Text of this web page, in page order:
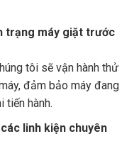
trạng máy giặt trước
tôi sẽ vận hành thử
đảm bảo máy đang
tiến hành.
linh kiện chuyên